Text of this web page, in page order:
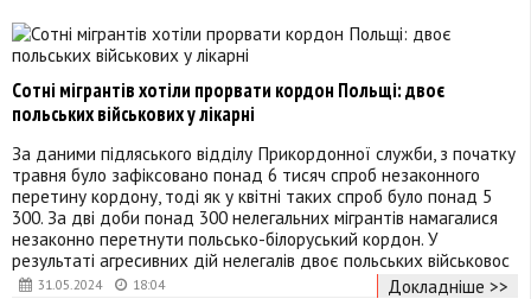
31.05.2024 18:04
Сотні мігрантів хотіли прорвати кордон Польщі: двоє
польських військових у лікарні
За даними підляського відділу Прикордонної служби, з початку
травня було зафіксовано понад 6 тисяч спроб незаконного
перетину кордону, тоді як у квітні таких спроб було понад 5
300. За дві доби понад 300 нелегальних мігрантів намагалися
незаконно перетнути польсько-білоруський кордон. У
результаті агресивних дій нелегалів двоє польських військовос
Докладніше >>